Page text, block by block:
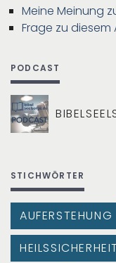
Meine Meinung
Frage zu diesem
PODCAST
STICHWÖRTER
AUFERSTEHUNG
HEILSSICHERHEIT